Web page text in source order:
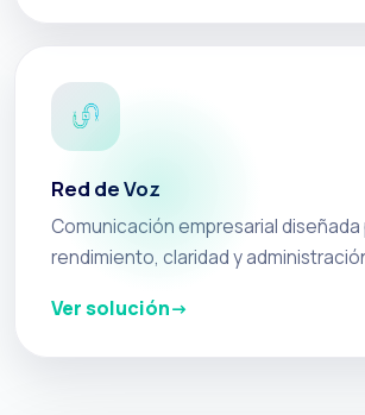
Red de Voz
Comunicación empresarial diseñada
rendimiento, claridad y
Ver solución